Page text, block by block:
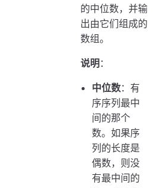
的中位数，并输
出由它们组成的
数组。
说明：
中位数：有
序序列最中
间的那个
数。如果序
列的长度是
偶数，则没
有最中间的